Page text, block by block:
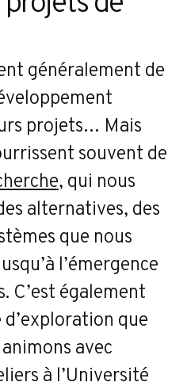
généralement de
projets… Mais
souvent de
, qui nous
alternatives, des
que nous
l’émergence
C’est également
que
avec
à l’Université